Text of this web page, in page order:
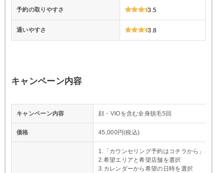
予約の取りやすさ 3.5
通いやすさ 3.8
キャンペーン内容
キャンペーン内容 顔・VIOを含む全身脱毛5回
価格 45,000円(税込)
1.「カウンセリング予約はコチラから」を
2.希望エリアと希望店舗を選択
3.カレンダーから希望の日時を選択